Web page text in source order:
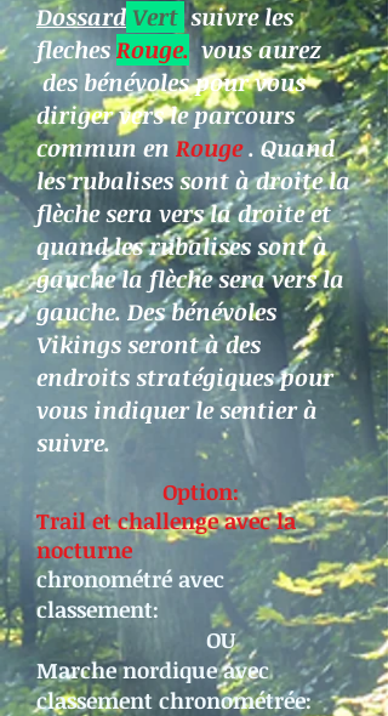
Dossard Vertsuivre les
flechesRouge.vous aurez
des bénévoles pour vous
diriger vers le parcours
commun en Rouge.Quand
les rubalises sont à droite la
flèche sera vers la droite et
quand les rubalises sont à
gauche la flèche sera vers la
gauche. Des bénévoles
Vikings seront à des
endroits stratégiques pour
vous indiquer le sentier à
suivre.
Option:
Trail et challenge avec la
nocturne
chronométré avec
classement:
OU
Marche nordique avec
classement chronométrée: